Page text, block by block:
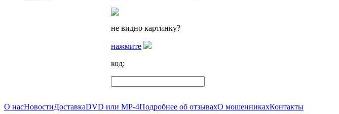
не видно картинку?
нажмите
код:
О насНовостиДоставкаDVD или MP-4Подробнее об отзывахО мошенникахКонтакты